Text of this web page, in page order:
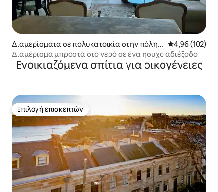
Διαμερίσματα σε πολυκατοικία στην πόλη E
lizabeth Bay
Μέση
4,96 (102)
Διαμέρισμα μπροστά στο νερό σε ένα ήσυχο αδιέξοδο
Ενοικιαζόμενα σπίτια για οικογένειες
Επιλογή επισκεπτών
Επιλογή επισκεπτών